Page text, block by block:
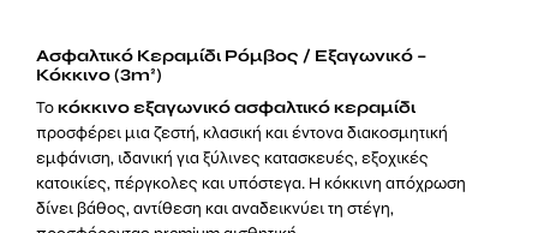
Ασφαλτικό Κεραμίδι Ρόμβος / Εξαγωνικό –
Κόκκινο (3m²)
Τοκόκκινο εξαγωνικό ασφαλτικό κεραμίδι
προσφέρει μια ζεστή, κλασική και έντονα διακοσμητική
εμφάνιση, ιδανική για ξύλινες κατασκευές, εξοχικές
κατοικίες, πέργκολες και υπόστεγα. Η κόκκινη απόχρωση
δίνει βάθος, αντίθεση και αναδεικνύει τη στέγη,